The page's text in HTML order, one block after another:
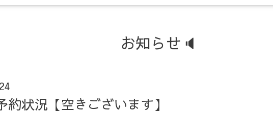
お知らせ🔈
状況【空きございます】